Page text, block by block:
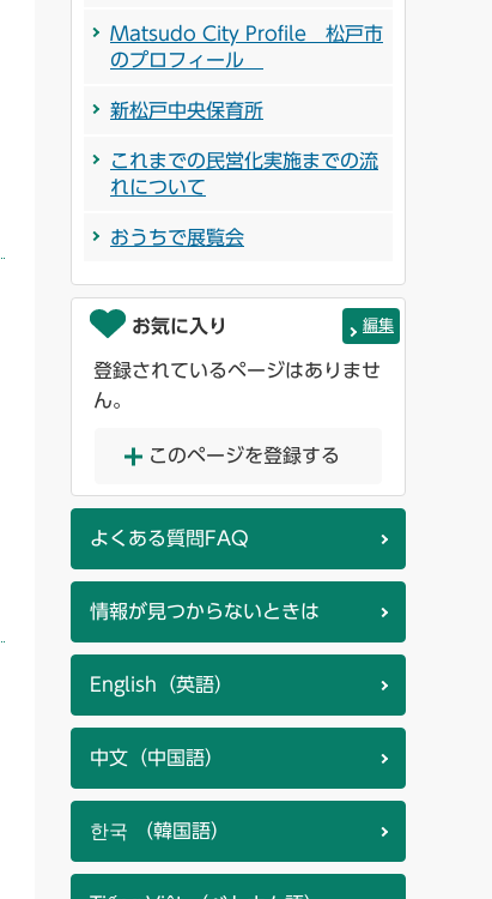
Matsudo City Profile 松戸市
のプロフィール
新松戸中央保育所
これまでの民営化実施までの流
れについて
おうちで展覧会
お気に入り 編集
登録されているページはありませ
ん。
このページを登録する
よくある質問FAQ
情報が見つからないときは
English（英語）
中文（中国語）
한국 （韓国語）